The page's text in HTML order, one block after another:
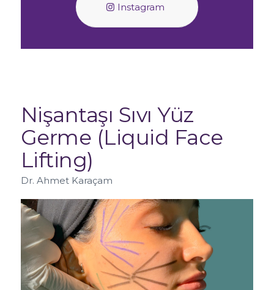
Instagram
Nişantaşı Sıvı Yüz
Germe (Liquid Face
Lifting)
Dr. Ahmet Karaçam